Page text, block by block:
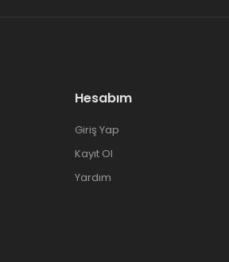
Hesabım
Giriş Yap
Kayıt Ol
Yardım